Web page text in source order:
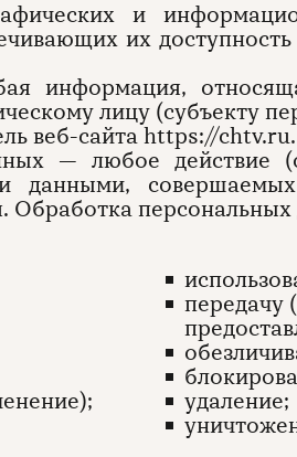
и
их доступность
информация,
лицу (субъекту
веб-сайта https://chtv.ru.
— любое действие
данными,
Обработка
передачу
удаление;